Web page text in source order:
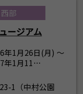
西部
ージアム
年1月26日(月) ～
年1月11…
1（中村公園